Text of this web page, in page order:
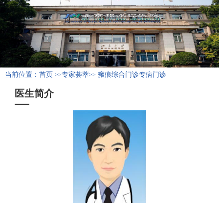
当前位置： 首页 >>专家荟萃>> 瘢痕综合门诊专病门诊
医生简介